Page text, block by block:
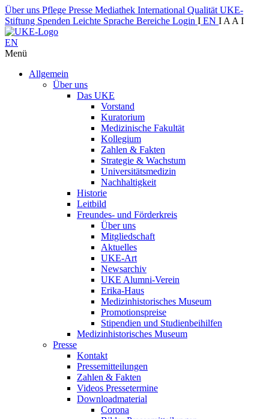
Über uns Pflege Presse Mediathek International Qualität UKE-
Stiftung Spenden Leichte Sprache Bereiche Login I EN I A A I
EN
Menü
Allgemein
Über uns
Das UKE
Vorstand
Kuratorium
Medizinische Fakultät
Kollegium
Zahlen & Fakten
Strategie & Wachstum
Universitätsmedizin
Nachhaltigkeit
Historie
Leitbild
Freundes- und Förderkreis
Über uns
Mitgliedschaft
Aktuelles
UKE-Art
Newsarchiv
UKE Alumni-Verein
Erika-Haus
Medizinhistorisches Museum
Promotionspreise
Stipendien und Studienbeihilfen
Medizinhistorisches Museum
Presse
Kontakt
Pressemitteilungen
Zahlen & Fakten
Videos Pressetermine
Downloadmaterial
Corona